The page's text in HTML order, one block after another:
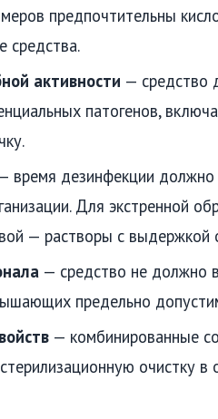
предпочтительны
средства.
активности — средство
патогенов,
время дезинфекции
Для экстренной
— растворы с
— средство не должно
предельно
— комбинированные
очистку в